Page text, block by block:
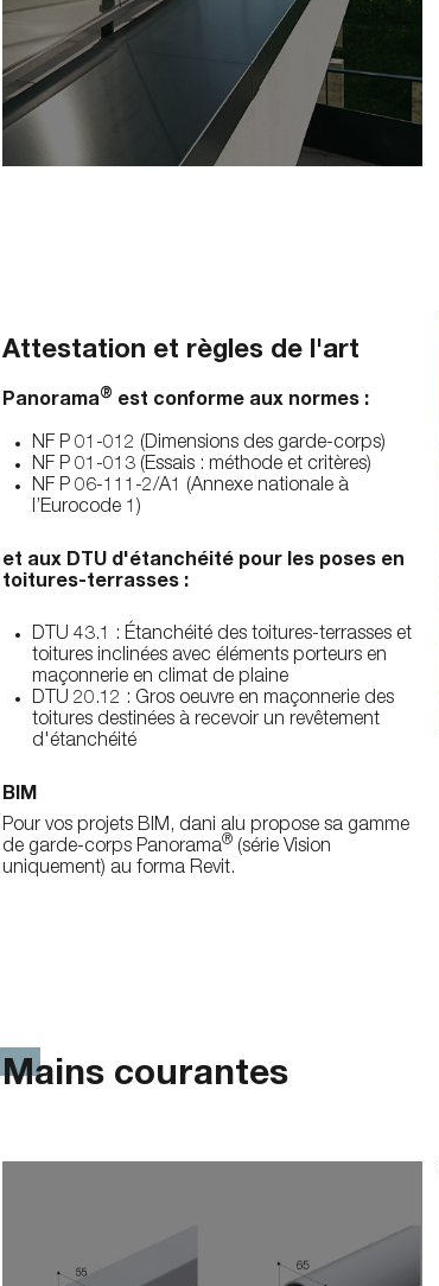
Attestation et règles de l'art
Panorama® est conforme aux normes :
NF P 01-012 (Dimensions des garde-corps)
NF P 01-013 (Essais : méthode et critères)
NF P 06-111-2/A1 (Annexe nationale à
l’Eurocode 1)
et aux DTU d'étanchéité pour les poses en
toitures-terrasses :
DTU 43.1 : Étanchéité des toitures-terrasses et
toitures inclinées avec éléments porteurs en
maçonnerie en climat de plaine
DTU 20.12 : Gros oeuvre en maçonnerie des
toitures destinées à recevoir un revêtement
d'étanchéité
BIM
Pour vos projets BIM, dani alu propose sa gamme
de garde-corps Panorama®(série Vision
uniquement) au forma Revit.
Mains courantes